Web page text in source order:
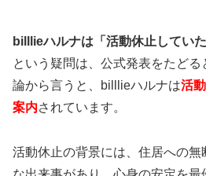
billlieハルナは「活動休止してい
という疑問は、公式発表をたど
論から言うと、billlieハルナは活
案内されています。
活動休止の背景には、住居への無